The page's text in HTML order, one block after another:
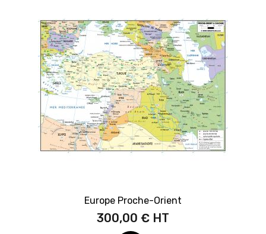
Europe Proche-Orient
300,00 €